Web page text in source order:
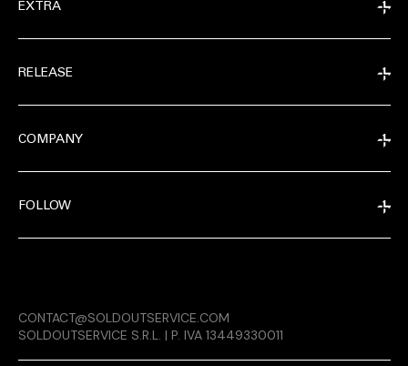
RELEASE
EXTRA
RELEASE
COMPANY
FOLLOW
CONTACT@SOLDOUTSERVICE.COM
SOLDOUTSERVICE S.R.L. | P. IVA 13449330011